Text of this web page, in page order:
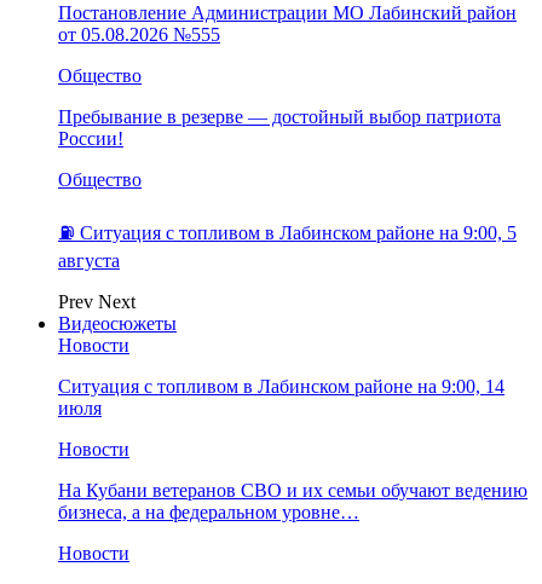
Постановление Администрации МО Лабинский район
от 05.08.2026 №555
Общество
Пребывание в резерве — достойный выбор патриота
России!
Общество
⛽️ Ситуация с топливом в Лабинском районе на 9:00, 5
августа
Prev Next
Видеосюжеты
Новости
Ситуация с топливом в Лабинском районе на 9:00, 14
июля
Новости
На Кубани ветеранов СВО и их семьи обучают ведению
бизнеса, а на федеральном уровне…
Новости